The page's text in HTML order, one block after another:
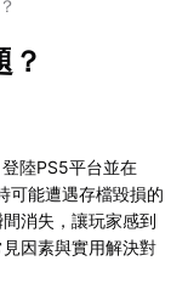
？
陸PS5平台並在
可能遭遇存檔毀損的
消失，讓玩家感到
因素與實用解決對